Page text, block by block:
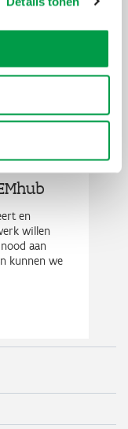
gesprek van
STEM in de
we mogelijkheden
en
willen
aan
kunnen we